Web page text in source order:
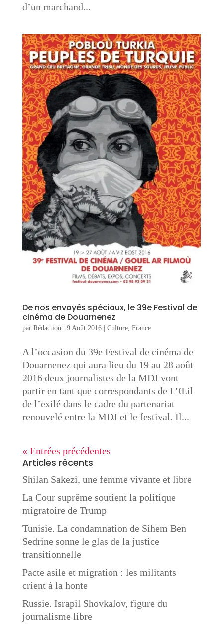
d’un marchand...
De nos envoyés spéciaux, le 39e Festival de
cinéma de Douarnenez
par Rédaction| 9 Août 2016| Culture, France
A l’occasion du 39e Festival de cinéma de
Douarnenez qui aura lieu du 19 au 28 août
2016 deux journalistes de la MDJ vont
partir en tant que correspondants de L’Œil
de l’exilé dans le cadre du partenariat
renouvelé entre la MDJ et le festival. Il...
« Entrées précédentes
Articles récents
Shilan Sakezi, une femme vivante et libre
La Cour suprême soutient la politique
migratoire de Trump
Tunisie. La condamnation de Sihem Ben
Sedrine sonne le glas de la justice
transitionnelle
Pacte asile et migration : les militants
crient à la honte
Russie. Israpil Shovkalov, figure du
journalisme libre